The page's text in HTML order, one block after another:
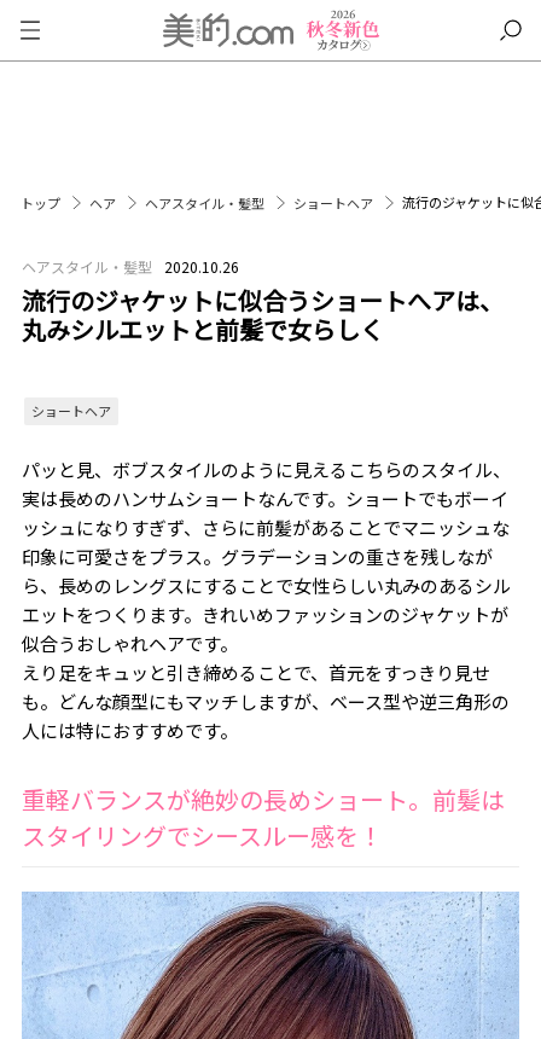
トップ ヘア ヘアスタイル・髪型 ショートヘア 流行のジャケットに似
ヘアスタイル・髪型 2020.10.26
流行のジャケットに似合うショートへアは、
丸みシルエットと前髪で女らしく
ショートヘア
パッと見、ボブスタイルのように見えるこちらのスタイル、
実は長めのハンサムショートなんです。ショートでもボーイ
ッシュになりすぎず、さらに前髪があることでマニッシュな
印象に可愛さをプラス。グラデーションの重さを残しなが
ら、長めのレングスにすることで女性らしい丸みのあるシル
エットをつくります。きれいめファッションのジャケットが
似合うおしゃれヘアです。
えり足をキュッと引き締めることで、首元をすっきり見せ
も。どんな顔型にもマッチしますが、ベース型や逆三角形の
人には特におすすめです。
重軽バランスが絶妙の長めショート。前髪は
スタイリングでシースルー感を！